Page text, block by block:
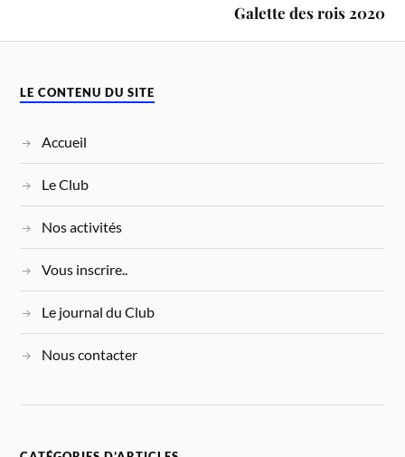
Galette des rois 2020
LE CONTENU DU SITE
Accueil
Le Club
Nos activités
Vous inscrire..
Le journal du Club
Nous contacter